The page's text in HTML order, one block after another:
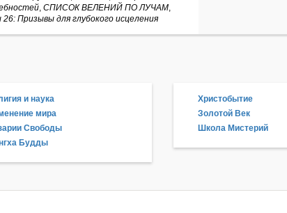
, СПИСОК ВЕЛЕНИЙ ПО ЛУЧАМ,
Призывы для глубокого исцеления
и наука
мира
Свободы
Будды
Христобытие
Золотой Век
Школа Мистерий